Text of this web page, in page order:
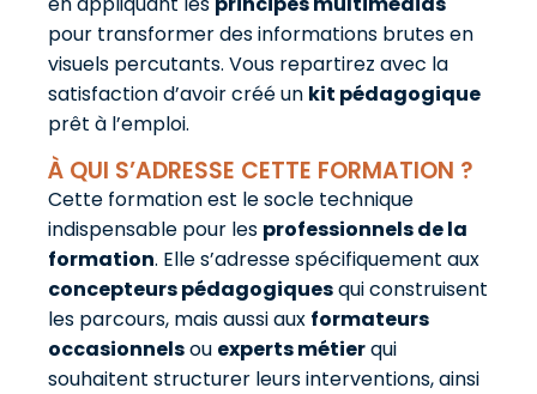
pour transformer des informations brutes en
visuels percutants. Vous repartirez avec la
satisfaction d’avoir créé un kit pédagogique
prêt à l’emploi.
À QUI S’ADRESSE CETTE FORMATION ?
Cette formation est le socle technique
indispensable pour les professionnels de la
formation. Elle s’adresse spécifiquement aux
concepteurs pédagogiquesqui construisent
les parcours, mais aussi aux formateurs
occasionnelsou experts métierqui
souhaitent structurer leurs interventions, ainsi